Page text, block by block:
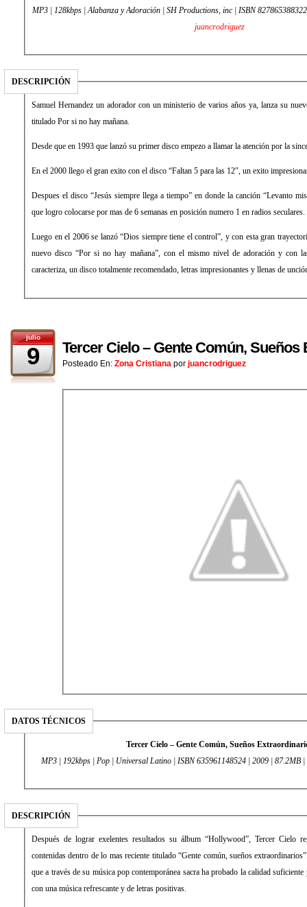
MP3 | 128kbps | Alabanza y Adoración | SH Productions, inc | ISBN
juancrodriguez
DESCRIPCIÓN
Samuel Hernandez un adorador con un ministerio de varios años ya, lanza su
titulado Por si no hay mañana.
Desde que en 1993 que lanzó su primer disco empezo a llamar la atención por la
En el 2000 llego el gran exito con el disco “Faltan 5 para las 12″, un exito
Despues el disco “Jesús siempre llega a tiempo” en donde la canción “Levanto
que logro colocarse por mas de 6 semanas en posición numero 1 en radios seculares.
Luego en el 2006 se lanzó “Dios siempre tiene el control”, y con esta gran
nuevo disco “Por si no hay mañana”, con el mismo nivel de adoración y con
caracteriza, un disco totalmente recomendado, letras impresionantes y llenas de
julio
9 Tercer Cielo – Gente Común,
Posteado En: Zona Cristiana por juancrodriguez
DATOS TÉCNICOS
Tercer Cielo – Gente Común, Sueños
MP3 | 192kbps | Pop | Universal Latino | ISBN 635961148524 | 2009 | 87.2MB
DESCRIPCIÓN
Después de lograr exelentes resultados su álbum “Hollywood”, Tercer Cielo
contenidas dentro de lo mas reciente titulado “Gente común, sueños
que a través de su música pop contemporánea sacra ha probado la calidad
con una música refrescante y de letras positivas.